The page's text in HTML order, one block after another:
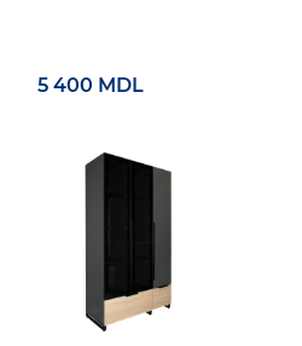
5 400 MDL